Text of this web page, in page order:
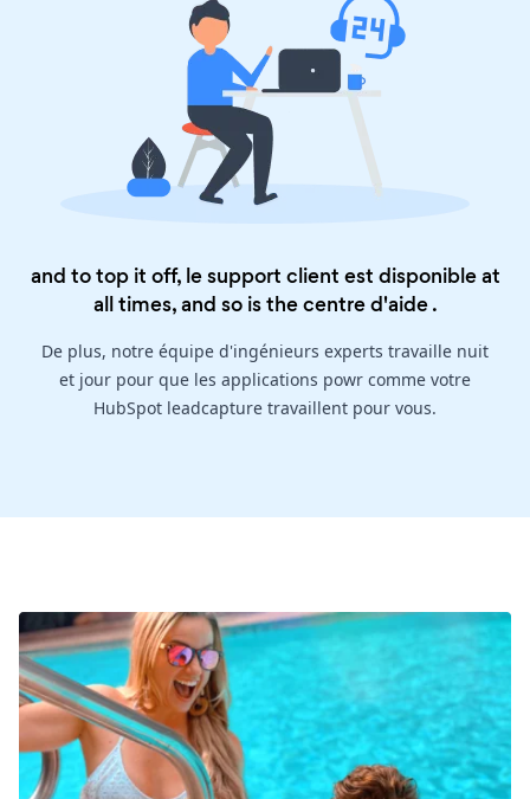
and to top it off, le support client est disponible at
all times, and so is thecentre d'aide.
De plus, notre équipe d'ingénieurs experts travaille nuit
et jour pour que les applications powr comme votre
HubSpot leadcapture travaillent pour vous.